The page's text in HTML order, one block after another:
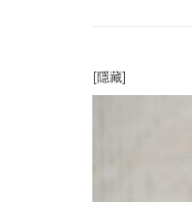
[隱藏]